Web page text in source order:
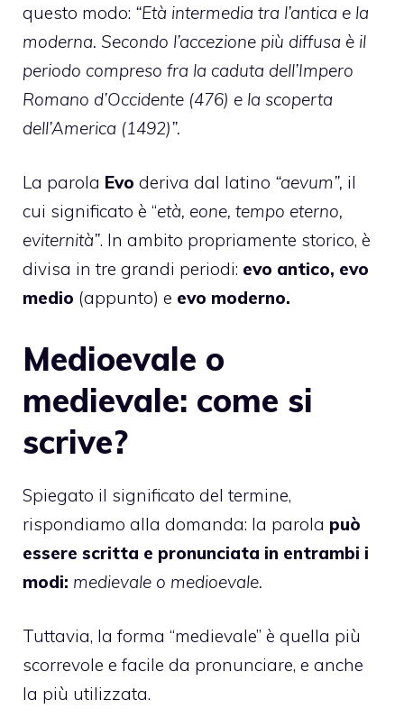
questo modo: “Età intermedia tra l’antica e la
moderna. Secondo l’accezione più diffusa è il
periodo compreso fra la caduta dell’Impero
Romano d’Occidente (476) e la scoperta
dell’America (1492)”.
La parola Evo deriva dal latino “aevum”, il
cui significato è “età, eone, tempo eterno,
eviternità”. In ambito propriamente storico, è
divisa in tre grandi periodi: evo antico, evo
medio (appunto) e evo moderno.
Medioevale o
medievale: come si
scrive?
Spiegato il significato del termine,
rispondiamo alla domanda: la parola può
essere scritta e pronunciata in entrambi i
modi: medievale o medioevale.
Tuttavia, la forma “medievale” è quella più
scorrevole e facile da pronunciare, e anche
la più utilizzata.